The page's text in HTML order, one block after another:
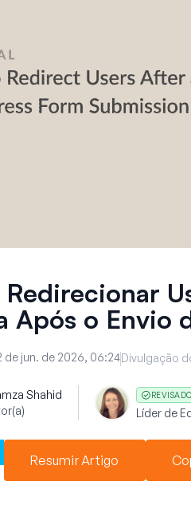
Após o Envio
de jun. de 2026, 06:24Divulgação
Shahid
REVISADO
Líder de
Resumir Artigo